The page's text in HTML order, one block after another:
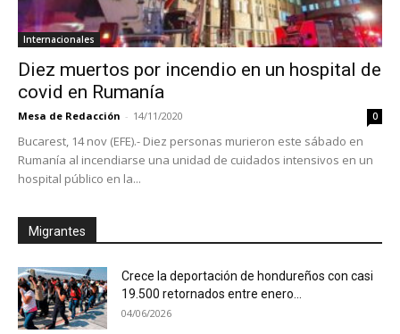
Internacionales
Diez muertos por incendio en un hospital de
covid en Rumanía
Mesa de Redacción - 14/11/2020 0
Bucarest, 14 nov (EFE).- Diez personas murieron este sábado en
Rumanía al incendiarse una unidad de cuidados intensivos en un
hospital público en la...
Migrantes
Crece la deportación de hondureños con casi
19.500 retornados entre enero...
04/06/2026